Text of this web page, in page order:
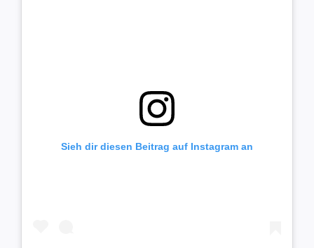
Sieh dir diesen Beitrag auf Instagram an